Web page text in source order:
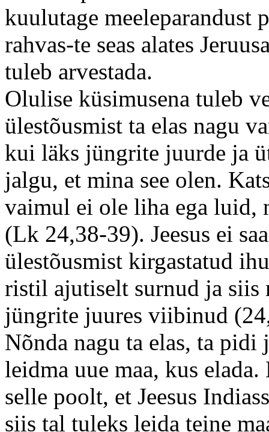
kuulutage meeleparandust
rahvas-te seas alates
tuleb arvestada.
Olulise küsimusena tuleb
ülestõusmist ta elas nagu
kui läks jüngrite juurde ja
jalgu, et mina see olen.
vaimul ei ole liha ega luid,
(Lk 24,38-39). Jeesus ei
ülestõusmist kirgastatud
ristil ajutiselt surnud ja siis
jüngrite juures viibinud
Nõnda nagu ta elas, ta
leidma uue maa, kus
selle poolt, et Jeesus
siis tal tuleks leida teine